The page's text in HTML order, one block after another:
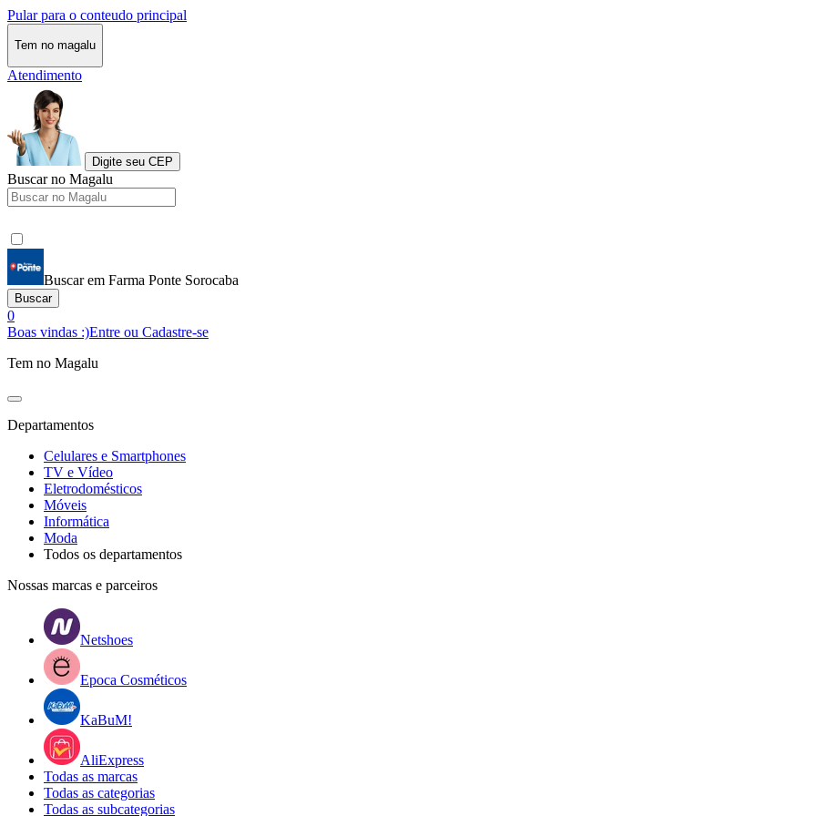
Pular para o conteudo principal
Tem no magalu
Atendimento
Digite seu CEP
Buscar no Magalu
Buscar em Farma Ponte Sorocaba
Buscar
0
Boas vindas :)Entre ou Cadastre-se
Tem no Magalu
Departamentos
Celulares e Smartphones
TV e Vídeo
Eletrodomésticos
Móveis
Informática
Moda
Todos os departamentos
Nossas marcas e parceiros
Netshoes
Epoca Cosméticos
KaBuM!
AliExpress
Todas as marcas
Todas as categorias
Todas as subcategorias